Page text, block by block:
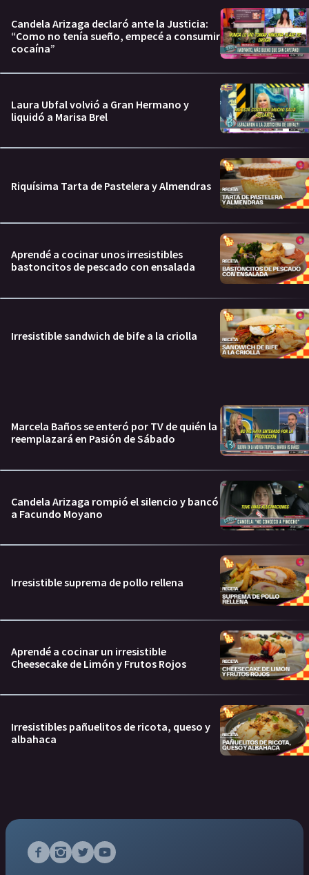
Candela Arizaga declaró ante la Justicia:
“Como no tenía sueño, empecé a consumir
cocaína”
Laura Ubfal volvió a Gran Hermano y
liquidó a Marisa Brel
Riquísima Tarta de Pastelera y Almendras
Aprendé a cocinar unos irresistibles
bastoncitos de pescado con ensalada
Irresistible sandwich de bife a la criolla
Marcela Baños se enteró por TV de quién la
reemplazará en Pasión de Sábado
Candela Arizaga rompió el silencio y bancó
a Facundo Moyano
Irresistible suprema de pollo rellena
Aprendé a cocinar un irresistible
Cheesecake de Limón y Frutos Rojos
Irresistibles pañuelitos de ricota, queso y
albahaca